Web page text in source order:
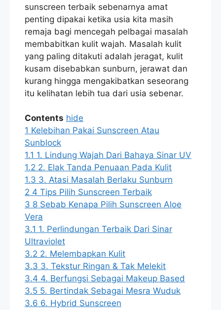
sunscreen terbaik sebenarnya amat
penting dipakai ketika usia kita masih
remaja bagi mencegah pelbagai masalah
membabitkan kulit wajah. Masalah kulit
yang paling ditakuti adalah jeragat, kulit
kusam disebabkan sunburn, jerawat dan
kurang hingga mengakibatkan seseorang
itu kelihatan lebih tua dari usia sebenar.
Contents hide
1 Kelebihan Pakai Sunscreen Atau
Sunblock
1.1 1. Lindung Wajah Dari Bahaya Sinar UV
1.2 2. Elak Tanda Penuaan Pada Kulit
1.3 3. Atasi Masalah Berlaku Sunburn
2 4 Tips Pilih Sunscreen Terbaik
3 8 Sebab Kenapa Pilih Sunscreen Aloe
Vera
3.1 1. Perlindungan Terbaik Dari Sinar
Ultraviolet
3.2 2. Melembapkan Kulit
3.3 3. Tekstur Ringan & Tak Melekit
3.4 4. Berfungsi Sebagai Makeup Based
3.5 5. Bertindak Sebagai Mesra Wuduk
3.6 6. Hybrid Sunscreen